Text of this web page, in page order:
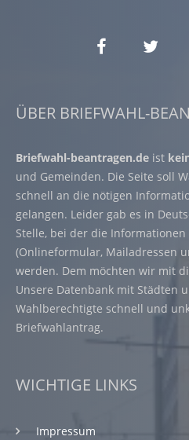
ÜBER BRIEFWAHL-
Briefwahl-beantragen.de ist
und Gemeinden. Die Seite soll
schnell an die nötigen
gelangen. Leider gab es in
Stelle, bei der die
(Onlineformular, Mailadressen
werden. Dem möchten wir mit
Unsere Datenbank mit Städten
Wahlberechtigte schnell und
Briefwahlantrag.
WICHTIGE LINKS
Impressum